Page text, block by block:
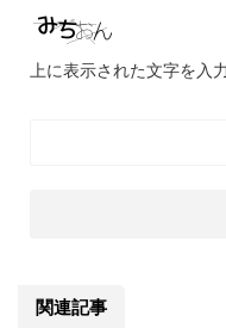
上に表示された文字を入
関連記事